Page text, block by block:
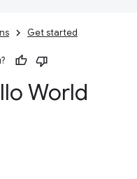
Get started
World